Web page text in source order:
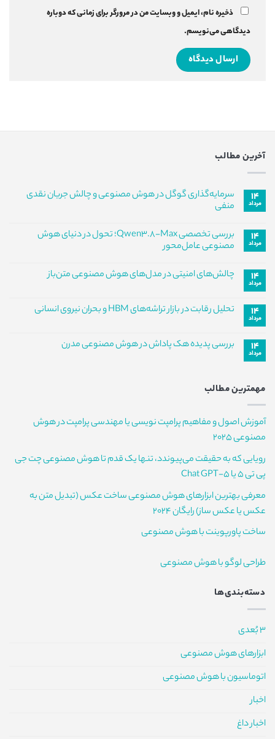
ذخیره نام، ایمیل و وبسایت من در مرورگر برای زمانی که دوباره
دیدگاهی می‌نویسم.
آخرین مطالب
۱۴
مرداد
سرمایه‌گذاری گوگل در هوش مصنوعی و چالش جریان نقدی
منفی
برای
سرمایه‌گذاری
گوگل
مصنوعی
نقدی
منفی
ثبت
نشده ۱۴
مرداد
بررسی تخصصی Qwen3.8-Max؛ تحول در دنیای هوش
مصنوعی عامل‌محور
دیدگاهی
برای
Max؛
تحول
مصنوعی
ثبت ۱۴
مرداد
چالش‌های امنیتی در مدل‌های هوش مصنوعی متن‌باز
برای
چالش‌های
هوش
مصنوعی
ثبت
نشده ۱۴
مرداد
تحلیل رقابت در بازار تراشه‌های HBM و بحران نیروی انسانی
تحلیل
HBM
و
انسانی
نشده ۱۴
مرداد
بررسی پدیده هک پاداش در هوش مصنوعی مدرن
پدیده
هوش
مصنوعی
مدرن
مهمترین مطالب
آموزش اصول و مفاهیم پرامپت نویسی یا مهندسی پرامپت در هوش
مصنوعی 2025
رویایی که به حقیقت می‌پیوندد، تنها یک قدم تا هوش مصنوعی چت جی
پی تی 5 یا Chat GPT-5
معرفی بهترین ابزارهای هوش مصنوعی ساخت عکس (تبدیل متن به
عکس یا عکس ساز) رایگان 2024
ساخت پاورپوینت با هوش مصنوعی
طراحی لوگو با هوش مصنوعی
دسته‌بندی‌ها
3 بُعدی
ابزارهای هوش مصنوعی
اتوماسیون با هوش مصنوعی
اخبار
اخبار داغ